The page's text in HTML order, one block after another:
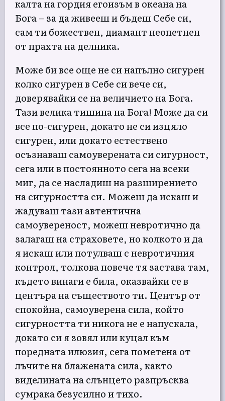
калта на гордия егоизъм в океана на
Бога – за да живееш и бъдеш Себе си,
сам ти божествен, диамант неопетнен
от прахта на делника.
Може би все още не си напълно сигурен
колко сигурен в Себе си вече си,
доверявайки се на величието на Бога.
Тази велика тишина на Бога! Може да си
все по-сигурен, докато не си изцяло
сигурен, или докато естествено
осъзнаваш самоуверената си сигурност,
сега или в постоянното сега на всеки
миг, да се насладиш на разширението
на сигурността си. Можеш да искаш и
жадуваш тази автентична
самоувереност, можеш невротично да
залагаш на страховете, но колкото и да
я искаш или потулваш с невротичния
контрол, толкова повече тя застава там,
където винаги е била, оказвайки се в
центъра на съществото ти. Център от
спокойна, самоуверена сила, който
сигурността ти никога не е напускала,
докато си я зовял или куцал към
поредната илюзия, сега пометена от
лъчите на блажената сила, както
виделината на слънцето разпръсква
сумрака безусилно и тихо.